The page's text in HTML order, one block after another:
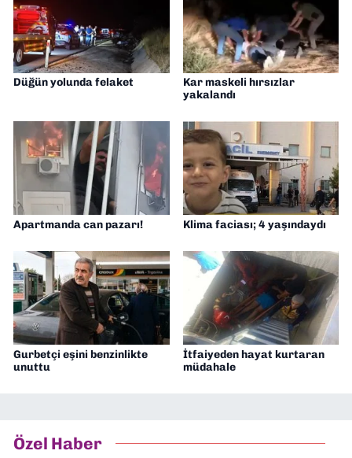
Düğün yolunda felaket
Kar maskeli hırsızlar
yakalandı
Apartmanda can pazarı! Klima faciası; 4 yaşındaydı
Gurbetçi eşini benzinlikte
unuttu
İtfaiyeden hayat kurtaran
müdahale
Özel Haber